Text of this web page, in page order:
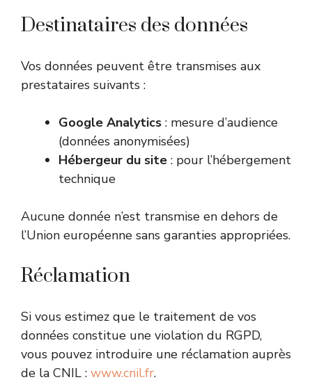
Destinataires des données
Vos données peuvent être transmises aux
prestataires suivants :
Google Analytics : mesure d’audience
(données anonymisées)
Hébergeur du site : pour l’hébergement
technique
Aucune donnée n’est transmise en dehors de
l’Union européenne sans garanties appropriées.
Réclamation
Si vous estimez que le traitement de vos
données constitue une violation du RGPD,
vous pouvez introduire une réclamation auprès
de la CNIL : www.cnil.fr.